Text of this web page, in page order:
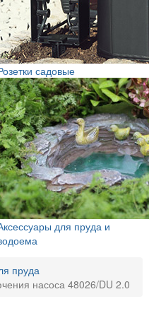
садовые
для пруда и
пруда
насоса 48026/DU 2.0